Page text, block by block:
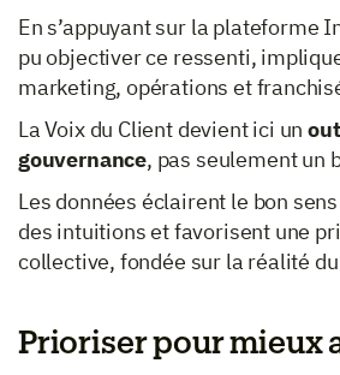
En s’appuyant sur la plateforme
pu objectiver ce ressenti,
marketing, opérations et
La Voix du Client devient ici un
gouvernance, pas seulement un
Les données éclairent le bon
des intuitions et favorisent une
collective, fondée sur la réalité
Prioriser pour mieux